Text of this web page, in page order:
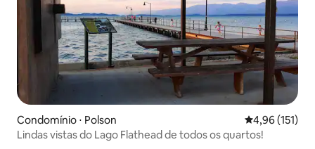
Condomínio ⋅ Polson 4,96 de uma
4,96 (151)
Lindas vistas do Lago Flathead de todos os quartos!